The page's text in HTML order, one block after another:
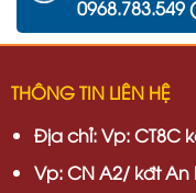
0968.783.549
THÔNG TIN LIÊN HỆ
Địa chỉ: Vp: CT8C
Vp: CN A2/ kđt An